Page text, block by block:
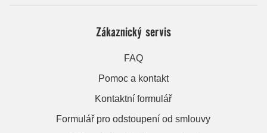
Zákaznický servis
FAQ
Pomoc a kontakt
Kontaktní formulář
Formulář pro odstoupení od smlouvy